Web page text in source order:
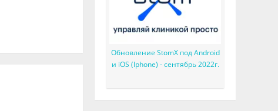
Обновление StomX под Android
и iOS (Iphone) - сентябрь 2022г.